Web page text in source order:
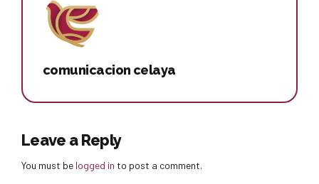
comunicacion celaya
Leave a Reply
You must be logged in to post a comment.